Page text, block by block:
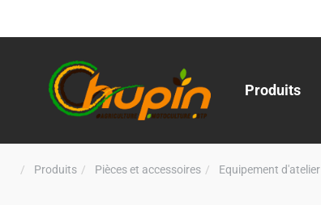
Produits
Produits Pièces et accessoires Equipement d'atelier